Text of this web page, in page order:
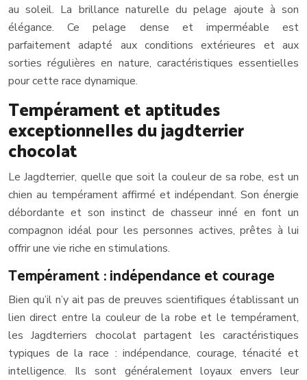
au soleil. La brillance naturelle du pelage ajoute à son
élégance. Ce pelage dense et imperméable est
parfaitement adapté aux conditions extérieures et aux
sorties régulières en nature, caractéristiques essentielles
pour cette race dynamique.
Tempérament et aptitudes
exceptionnelles du jagdterrier
chocolat
Le Jagdterrier, quelle que soit la couleur de sa robe, est un
chien au tempérament affirmé et indépendant. Son énergie
débordante et son instinct de chasseur inné en font un
compagnon idéal pour les personnes actives, prêtes à lui
offrir une vie riche en stimulations.
Tempérament : indépendance et courage
Bien qu’il n’y ait pas de preuves scientifiques établissant un
lien direct entre la couleur de la robe et le tempérament,
les Jagdterriers chocolat partagent les caractéristiques
typiques de la race : indépendance, courage, ténacité et
intelligence. Ils sont généralement loyaux envers leur